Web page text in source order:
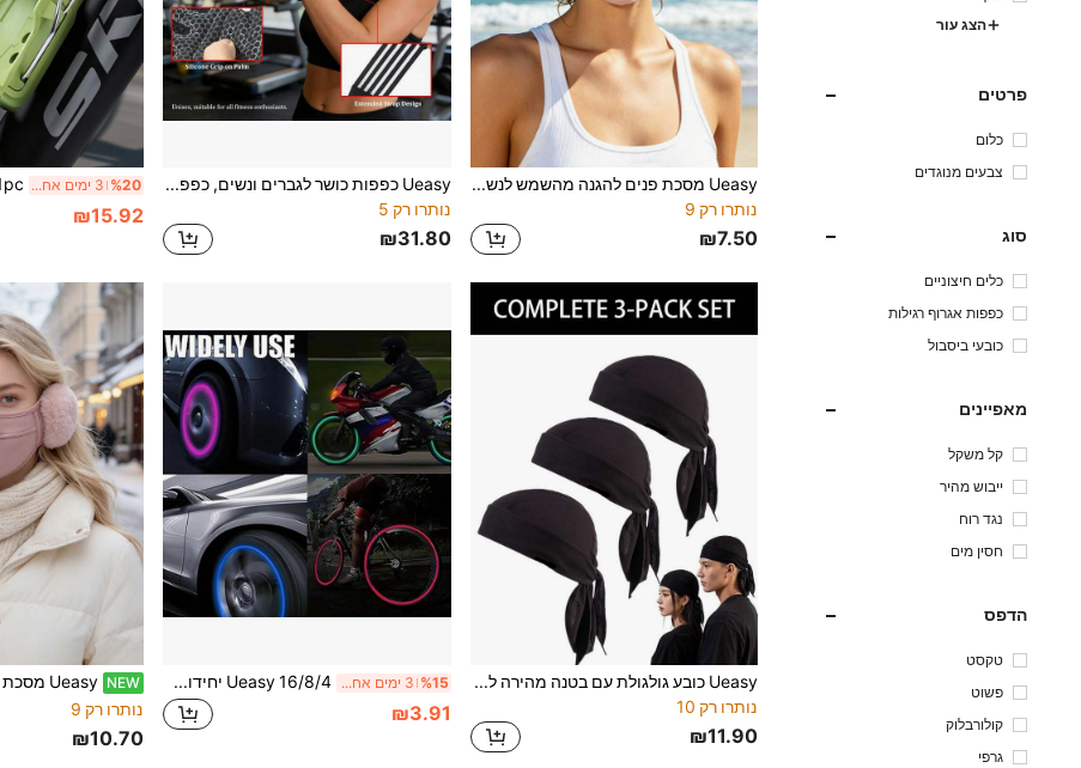
הצג עור
פרטים
כלום
צבעים מנוגדים
סוג
כלים חיצוניים
כפפות אגרוף רגילות
כובעי ביסבול
מאפיינים
קל משקל
ייבוש מהיר
נגד רוח
חסין מים
הדפס
טקסט
פשוט
קולורבלוק
גרפי
Ueasy מסכת פנים להגנה מהשמש לנשים, נושמת, עיצוב 3D למסגרת העיניים, קלה משקל, חסינת רוח והגנה מהשמש, ציוד הגנה לרכיבה, טיולים ופעילות חוץ, ניתנת לשטיפה במכונה, התאמה נוחה, מסכת פנים במרקם סרוג
נותרו רק 9
₪7.50
Ueasy כפפות כושר לגברים ונשים, כפפות ג'ים ללא אצבעות נושמות, כפפות אימון לנשים וגברים, הגנה מלאה על כף היד עם תמיכת רצועת פרק כף היד, כפפות אימון לג'ים, רכיבה על אופניים, אימון, הרמת משקולות, אימון צולב, כושר, עליות מתח, תלייה, איגוד
נותרו רק 5
₪31.80
%20 3 ימים אחרונים
₪15.92
Ueasy כובע גולגולת עם בטנה מהירה לייבוש, הגנה מהשמש וספיגת זיעה, סרוג, רך, מתאים לספורט חוץ, דיג, ריצה, רכיבה על אופניים, היפ הופ, אופנוע, יוניסקס לקיץ
נותרו רק 10
₪11.90
%15 3 ימים אחרונים Ueasy 16/8/4 יחידות מכסי פתיל צמיג אוניברסליים פלואורסנטיים חסיני אבק, מתאימים לאופניים, משאית, אופנוע, גלגלי רכב, מכסי פתיל צמיג מוארים לרכב, כיסוי לצינור פתיל צמיג, לצינור דולף ופתיל אוויר
₪3.91
NEW
נותרו רק 9
₪10.70